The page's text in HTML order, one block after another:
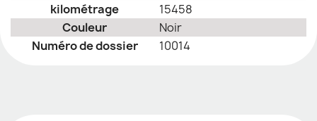
kilométrage
15458
Couleur
Noir
Numéro de dossier
10014